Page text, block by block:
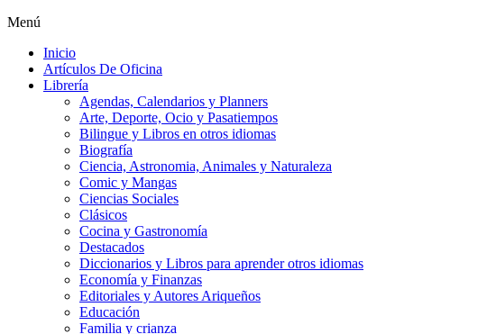
Menú
Inicio
Artículos De Oficina
Librería
Agendas, Calendarios y Planners
Arte, Deporte, Ocio y Pasatiempos
Bilingue y Libros en otros idiomas
Biografía
Ciencia, Astronomia, Animales y Naturaleza
Comic y Mangas
Ciencias Sociales
Clásicos
Cocina y Gastronomía
Destacados
Diccionarios y Libros para aprender otros idiomas
Economía y Finanzas
Editoriales y Autores Ariqueños
Educación
Familia y crianza